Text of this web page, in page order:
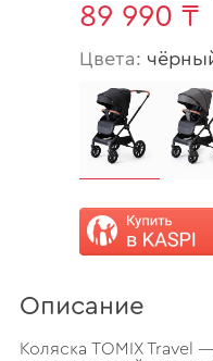
89 990 ₸
Цвета:
Описание
Коляска TOMIX Travel